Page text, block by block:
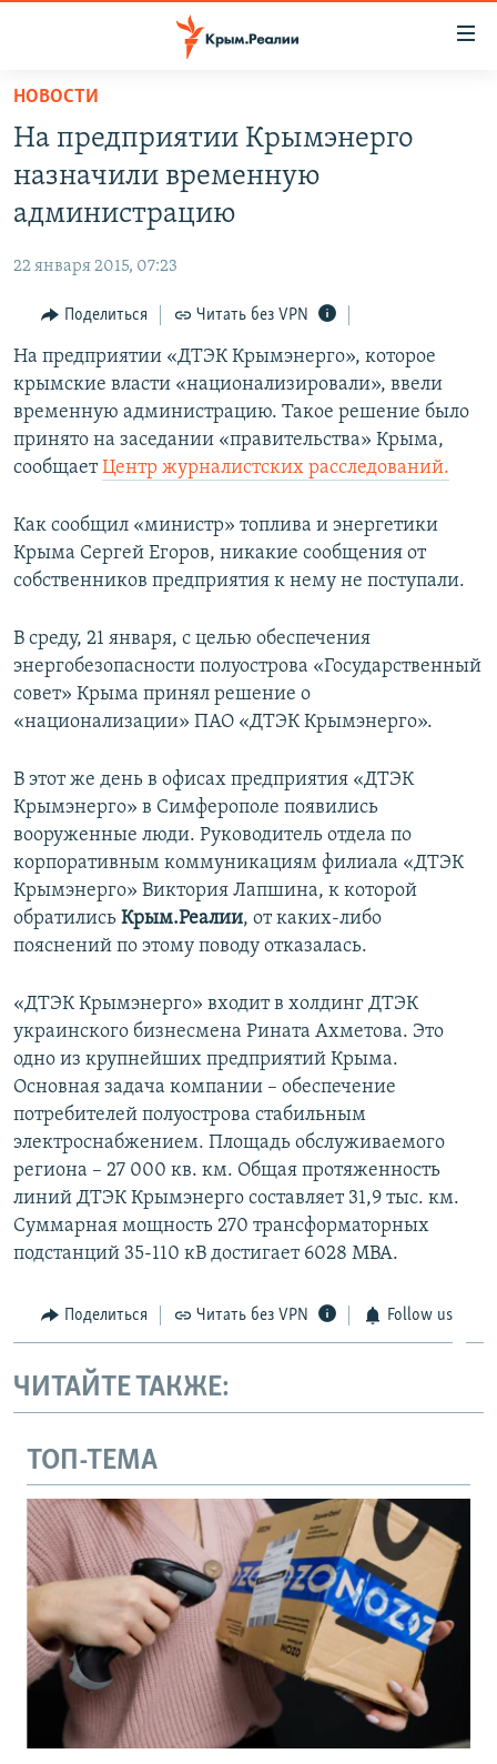
Вернуться
основному
содержанию
главной
навигации
Вернутся
поиску
СПЕЦПРОЕКТЫ
11 ЛЕТ ОККУПАЦИИ КРЫМА. 11 ИСТОРИЙ СОПРОТИВЛЕНИЯ
ЕЩЕ
ИНТЕРАКТИВ
ИНФОГРАФИКА
ТЕЛЕПРОЕКТ КРЫМ.РЕАЛИИ
СОВЕТЫ ПРАВОЗАЩИТНИКОВ
ПРОПАВШИЕ БЕЗ ВЕСТИ
ПОБЕДИТЕЛЕЙ НЕ СУДЯТ?
КРЫМ.НЕПОКОРЕННЫЙ
УКРАИНСКАЯ ПРОБЛЕМА КРЫМА
РАДІО СВОБОДА
КАК ОБОЙТИ БЛОКИРОВКУ
Українською
Qırımtatar
ПРИСОЕДИНЯЙТЕСЬ!
Все сайты RFE/RL
НОВОСТИ
На предприятии Крымэнерго
назначили временную
администрацию
22 января 2015, 07:23
Поделиться Читать без VPN
На предприятии «ДТЭК Крымэнерго», которое
крымские власти «национализировали», ввели
временную администрацию. Такое решение было
принято на заседании «правительства» Крыма,
сообщаетЦентр журналистских расследований.
Как сообщил «министр» топлива и энергетики
Крыма Сергей Егоров, никакие сообщения от
собственников предприятия к нему не поступали.
В среду, 21 января, с целью обеспечения
энергобезопасности полуострова «Государственный
совет» Крыма принял решение о
«национализации» ПАО «ДТЭК Крымэнерго».
В этот же день в офисах предприятия «ДТЭК
Крымэнерго» в Симферополе появились
вооруженные люди. Руководитель отдела по
корпоративным коммуникациям филиала «ДТЭК
Крымэнерго» Виктория Лапшина, к которой
обратились Крым.Реалии, от каких-либо
пояснений по этому поводу отказалась.
«ДТЭК Крымэнерго» входит в холдинг ДТЭК
украинского бизнесмена Рината Ахметова. Это
одно из крупнейших предприятий Крыма.
Основная задача компании – обеспечение
потребителей полуострова стабильным
электроснабжением. Площадь обслуживаемого
региона – 27 000 кв. км. Общая протяженность
линий ДТЭК Крымэнерго составляет 31,9 тыс. км.
Суммарная мощность 270 трансформаторных
подстанций 35-110 кВ достигает 6028 МВА.
Поделиться Читать без VPN Follow us
ЧИТАЙТЕ ТАКЖЕ:
ТОП-ТЕМА